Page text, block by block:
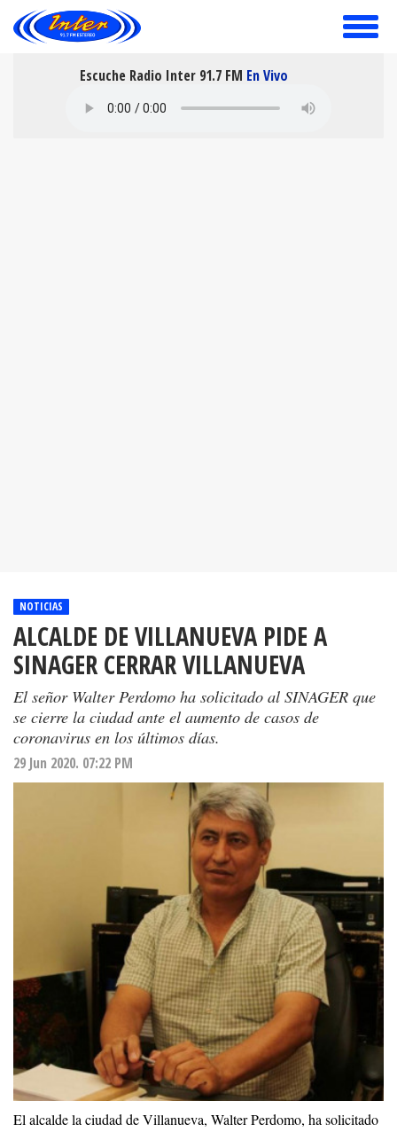
toggle
Escuche Radio Inter 91.7 FM En Vivo
NOTICIAS
ALCALDE DE VILLANUEVA PIDE A
SINAGER CERRAR VILLANUEVA
El señor Walter Perdomo ha solicitado al SINAGER que
se cierre la ciudad ante el aumento de casos de
coronavirus en los últimos días.
29 Jun 2020. 07:22 PM
El alcalde la ciudad de Villanueva, Walter Perdomo, ha solicitado